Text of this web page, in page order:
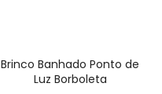
Brinco Banhado Ponto de
Luz Borboleta